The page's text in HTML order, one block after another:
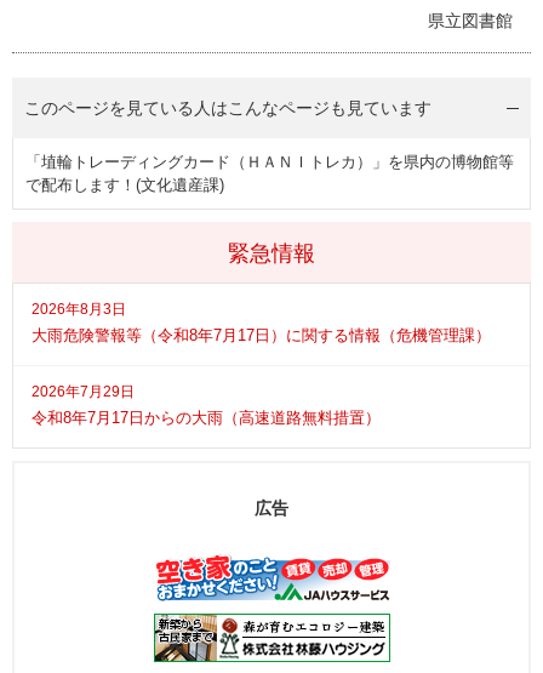
県立図書館
緊急情報
2026年8月3日
大雨危険警報等（令和8年7月17日）に関する情報（危機管理課）
2026年7月29日
令和8年7月17日からの大雨（高速道路無料措置）
このページを見ている人はこんなページも見ています
「埴輪トレーディングカード（ＨＡＮＩトレカ）」を県内の博物館等
で配布します！(文化遺産課)
広告